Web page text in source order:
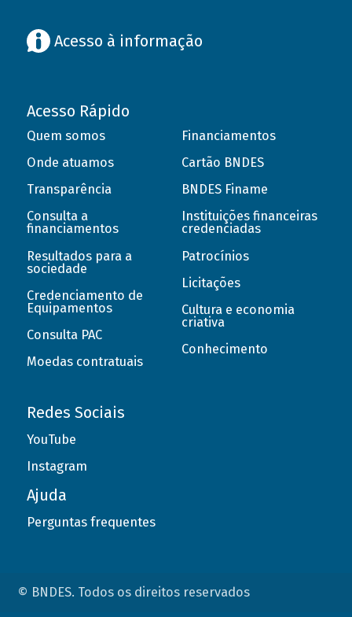
Acesso à informação
Acesso Rápido
Quem somos
Onde atuamos
Transparência
Consulta a
financiamentos
Resultados para a
sociedade
Credenciamento de
Equipamentos
Consulta PAC
Moedas contratuais
Financiamentos
Cartão BNDES
BNDES Finame
Instituições financeiras
credenciadas
Patrocínios
Licitações
Cultura e economia
criativa
Conhecimento
Redes Sociais
YouTube
Instagram
Ajuda
Perguntas frequentes
© BNDES. Todos os direitos reservados